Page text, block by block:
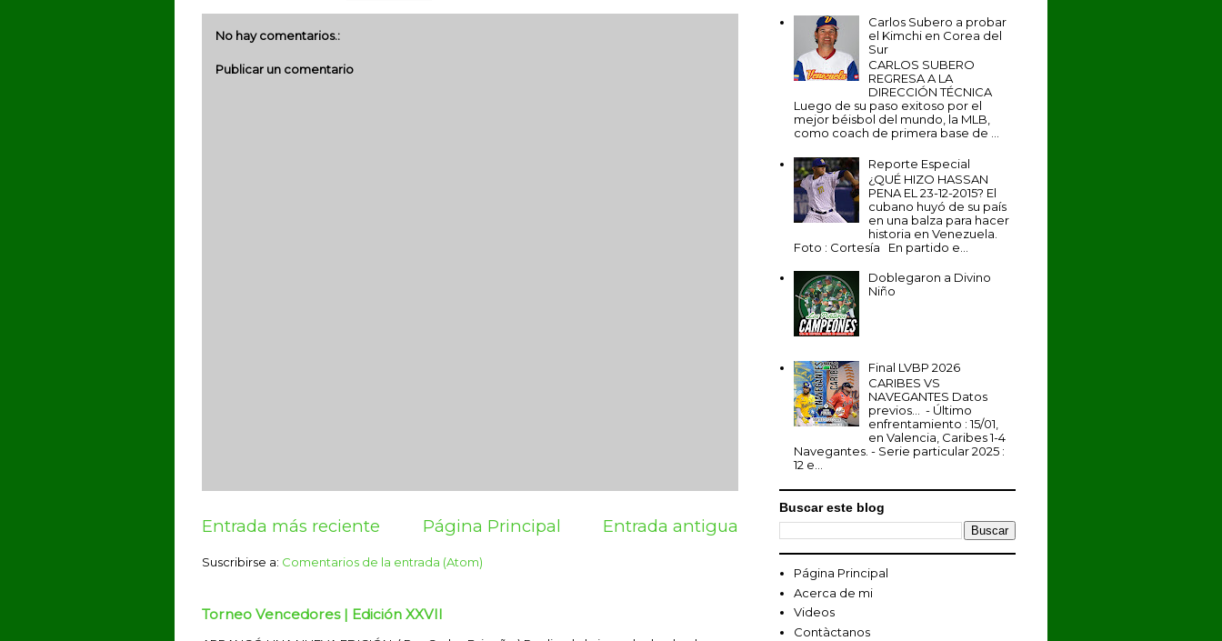
No hay comentarios.:
Publicar un comentario
Entrada más reciente Entrada antigua
Página Principal
Suscribirse a: Comentarios de la entrada (Atom)
Torneo Vencedores | Edición XXVII
Carlos Subero a probar
el Kimchi en Corea del
Sur
CARLOS SUBERO
REGRESA A LA
DIRECCIÓN TÉCNICA
Luego de su paso exitoso por el
mejor béisbol del mundo, la MLB,
como coach de primera base de ...
Reporte Especial
¿QUÉ HIZO HASSAN
PENA EL 23-12-2015? El
cubano huyó de su país
en una balza para hacer
historia en Venezuela.
Foto : Cortesía En partido e...
Doblegaron a Divino
Niño
Final LVBP 2026
CARIBES VS
NAVEGANTES Datos
previos... - Último
enfrentamiento : 15/01,
en Valencia, Caribes 1-4
Navegantes. - Serie particular 2025 :
12 e...
Buscar este blog
Página Principal
Acerca de mi
Videos
Contàctanos